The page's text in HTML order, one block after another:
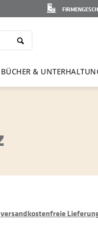
BÜCHER &
versandkostenfreie